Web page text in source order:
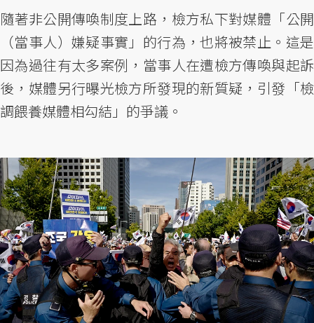
隨著非公開傳喚制度上路，檢方私下對媒體「公開
（當事人）嫌疑事實」的行為，也將被禁止。這是
因為過往有太多案例，當事人在遭檢方傳喚與起訴
後，媒體另行曝光檢方所發現的新質疑，引發「檢
調餵養媒體相勾結」的爭議。